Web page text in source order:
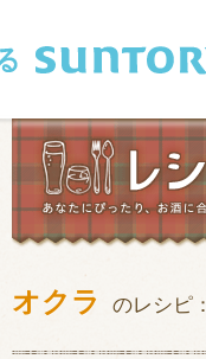
和食
フレンチ
オクラ のレシピ：